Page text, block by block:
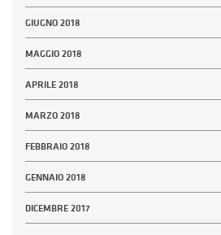
GIUGNO 2018
MAGGIO 2018
APRILE 2018
MARZO 2018
FEBBRAIO 2018
GENNAIO 2018
DICEMBRE 2017